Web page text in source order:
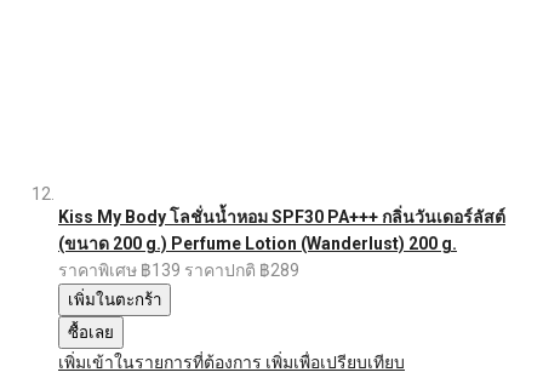
Kiss My Body โลชั่นน้ำหอม SPF30 PA+++ กลิ่นวันเดอร์ลัสต์
(ขนาด 200 g.) Perfume Lotion (Wanderlust) 200 g.
ราคาพิเศษ ฿139 ราคาปกติ ฿289
เพิ่มในตะกร้า
ซื้อเลย
เพิ่มเข้าในรายการที่ต้องการ เพิ่มเพื่อเปรียบเทียบ